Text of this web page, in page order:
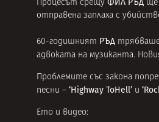
Процесът срещу ФИЛ РЪД ще
отправена заплаха с
60-годишният РЪД трябваше
адвоката на музиканта.
Проблемите със закона
песни – ‘Highway ToHell’ и
Ето и видео: